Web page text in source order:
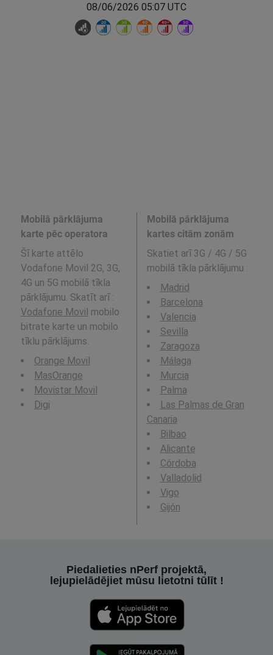
08/06/2026 05:07 UTC
Mobilā pārklājuma
karte pēc operatora
Šī karte attēlo
Vodafone Movil 2G, 3G,
4G un 5G mobilā tīkla
pārklājumu. Skatīt arī :
Vodafone Movil mobilo
bitrate karte un mobilo
tīklu pārklājums.
Orange Movil
MasOrange
Movistar Movil
Digi
Mobilā pārklājuma
kartes citām zonām
Skatiet arī 3G / 4G / 5G
mobilā tīkla pārklājumu :
Madrid
Barcelona
Valencia
Sevilla
Zaragoza
Málaga
Murcia
Palma
Las Palmas de Gran
Canaria
Bilbao
Alicante
Córdoba
Valladolid
Vigo
Gijón
Piedalieties nPerf projektā,
lejupielādējiet mūsu lietotni tūlīt !